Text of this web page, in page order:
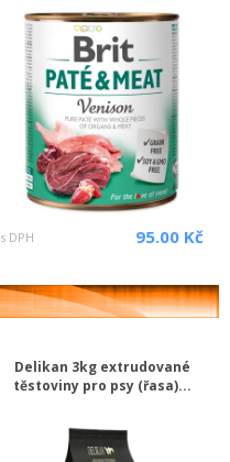
s DPH 95.00 Kč
Delikan 3kg extrudované
těstoviny pro psy (řasa)...